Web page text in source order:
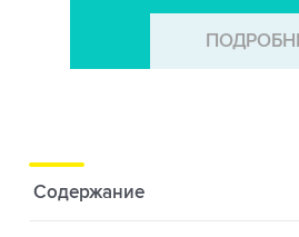
Содержание